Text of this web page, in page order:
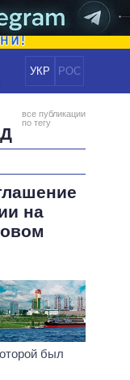
УКР РОС
все публикации
по тегу
на
был